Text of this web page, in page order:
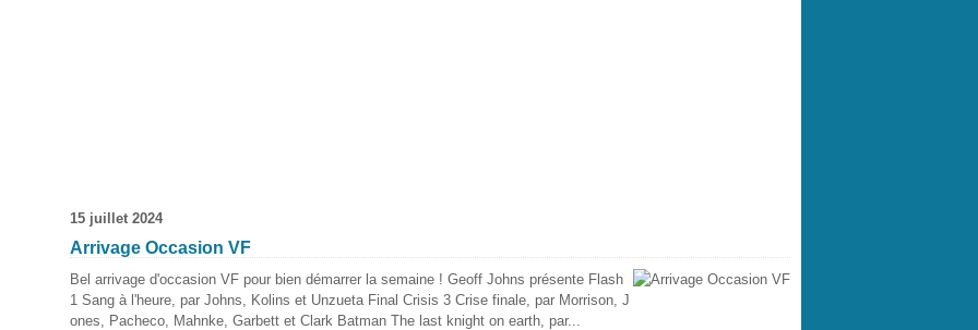
15 juillet 2024
Arrivage Occasion VF
Bel arrivage d'occasion VF pour bien démarrer la semaine ! Geoff Johns présente Flash
1 Sang à l'heure, par Johns, Kolins et Unzueta Final Crisis 3 Crise finale, par Morrison, J
ones, Pacheco, Mahnke, Garbett et Clark Batman The last knight on earth, par...